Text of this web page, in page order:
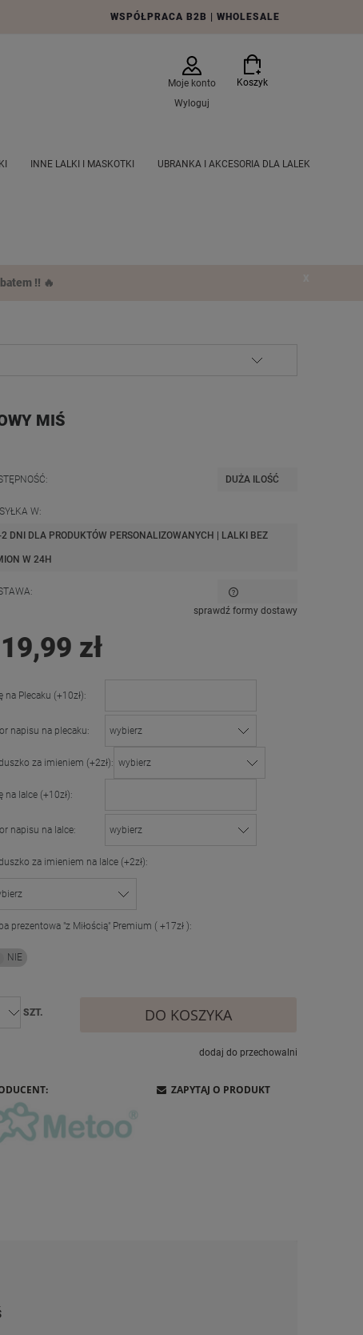
WSPÓŁPRACA B2B | WHOLESALE
Koszyk
Moje konto
Wyloguj
INNE LALKI I MASKOTKI UBRANKA I AKCESORIA DLA LALEK
!! 🔥
MIŚ
DUŻA ILOŚĆ
W:
2 DNI DLA PRODUKTÓW PERSONALIZOWANYCH | LALKI BEZ
W 24H
KOSZTÓW PŁATNOŚCI
sprawdź formy dostawy
zł
na Plecaku (+10zł):
napisu na plecaku:
za imieniem (+2zł):
na lalce (+10zł):
napisu na lalce:
za imieniem na lalce (+2zł):
prezentowa "z Miłością" Premium ( +17zł ):
SZT. DO KOSZYKA
dodaj do przechowalni
ZAPYTAJ O PRODUKT